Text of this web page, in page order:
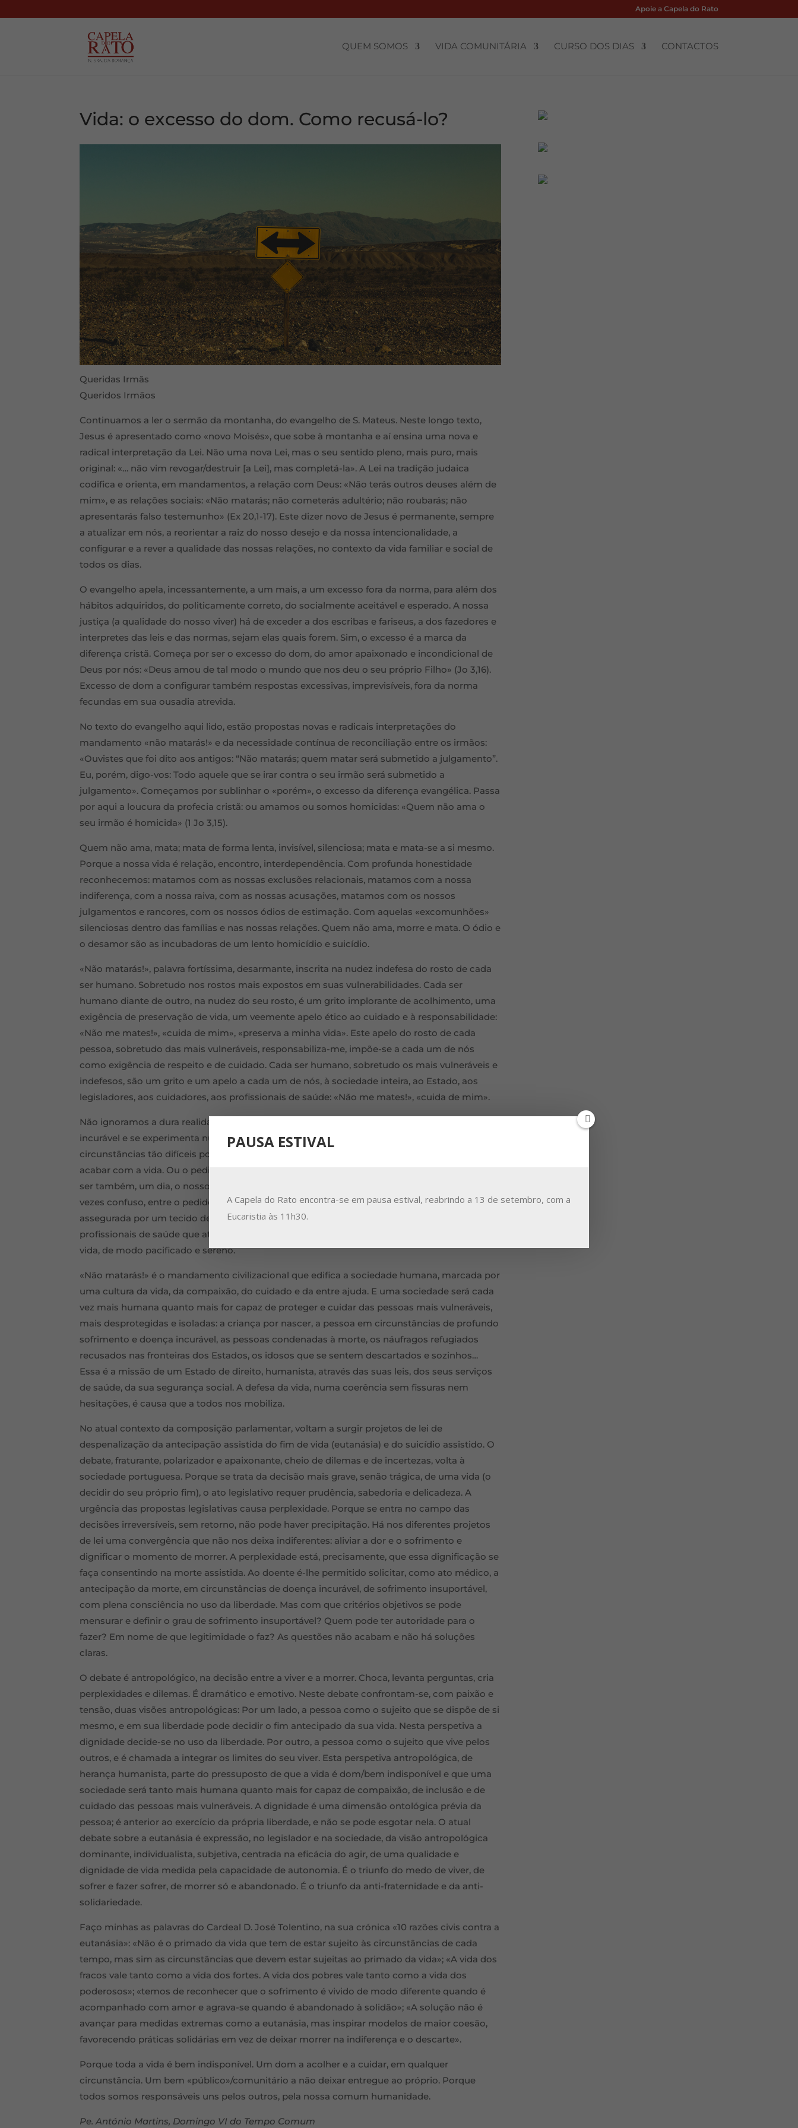
Apoie a Capela do Rato
QUEM SOMOS VIDA COMUNITÁRIA CURSO DOS DIAS CONTACTOS
Vida: o excesso do dom. Como recusá-lo?
Queridas Irmãs
Queridos Irmãos
Continuamos a ler o sermão da montanha, do evangelho de S. Mateus. Neste longo texto,
Jesus é apresentado como «novo Moisés», que sobe à montanha e aí ensina uma nova e
radical interpretação da Lei. Não uma nova Lei, mas o seu sentido pleno, mais puro, mais
original: «… não vim revogar/destruir [a Lei], mas completá-la». A Lei na tradição judaica
codifica e orienta, em mandamentos, a relação com Deus: «Não terás outros deuses além de
mim», e as relações sociais: «Não matarás; não cometerás adultério; não roubarás; não
apresentarás falso testemunho» (Ex 20,1-17). Este dizer novo de Jesus é permanente, sempre
a atualizar em nós, a reorientar a raiz do nosso desejo e da nossa intencionalidade, a
configurar e a rever a qualidade das nossas relações, no contexto da vida familiar e social de
todos os dias.
O evangelho apela, incessantemente, a um mais, a um excesso fora da norma, para além dos
hábitos adquiridos, do politicamente correto, do socialmente aceitável e esperado. A nossa
justiça (a qualidade do nosso viver) há de exceder a dos escribas e fariseus, a dos fazedores e
interpretes das leis e das normas, sejam elas quais forem. Sim, o excesso é a marca da
diferença cristã. Começa por ser o excesso do dom, do amor apaixonado e incondicional de
Deus por nós: «Deus amou de tal modo o mundo que nos deu o seu próprio Filho» (Jo 3,16).
Excesso de dom a configurar também respostas excessivas, imprevisíveis, fora da norma
fecundas em sua ousadia atrevida.
No texto do evangelho aqui lido, estão propostas novas e radicais interpretações do
mandamento «não matarás!» e da necessidade contínua de reconciliação entre os irmãos:
«Ouvistes que foi dito aos antigos: “Não matarás; quem matar será submetido a julgamento”.
Eu, porém, digo-vos: Todo aquele que se irar contra o seu irmão será submetido a
julgamento». Começamos por sublinhar o «porém», o excesso da diferença evangélica. Passa
por aqui a loucura da profecia cristã: ou amamos ou somos homicidas: «Quem não ama o
seu irmão é homicida» (1 Jo 3,15).
Quem não ama, mata; mata de forma lenta, invisível, silenciosa; mata e mata-se a si mesmo.
Porque a nossa vida é relação, encontro, interdependência. Com profunda honestidade
reconhecemos: matamos com as nossas exclusões relacionais, matamos com a nossa
indiferença, com a nossa raiva, com as nossas acusações, matamos com os nossos
julgamentos e rancores, com os nossos ódios de estimação. Com aquelas «excomunhões»
silenciosas dentro das famílias e nas nossas relações. Quem não ama, morre e mata. O ódio e
o desamor são as incubadoras de um lento homicídio e suicídio.
«Não matarás!», palavra fortíssima, desarmante, inscrita na nudez indefesa do rosto de cada
ser humano. Sobretudo nos rostos mais expostos em suas vulnerabilidades. Cada ser
humano diante de outro, na nudez do seu rosto, é um grito implorante de acolhimento, uma
exigência de preservação de vida, um veemente apelo ético ao cuidado e à responsabilidade:
«Não me mates!», «cuida de mim», «preserva a minha vida». Este apelo do rosto de cada
pessoa, sobretudo das mais vulneráveis, responsabiliza-me, impõe-se a cada um de nós
como exigência de respeito e de cuidado. Cada ser humano, sobretudo os mais vulneráveis e
indefesos, são um grito e um apelo a cada um de nós, à sociedade inteira, ao Estado, aos
legisladores, aos cuidadores, aos profissionais de saúde: «Não me mates!», «cuida de mim».
Não ignoramos a dura realidade de uma vida humana que se confronta com uma doença
incurável e se experimenta num insuportável sofrimento e numa profunda solidão. Nessas
circunstâncias tão difíceis pode surgir o grito desesperado de dor e de revolta de querer
acabar com a vida. Ou o pedido de uma morte serena. Esse grito de desespero bem poderá
ser também, um dia, o nosso. Precisamos de saber acolher com seriedade esse grito, por
vezes confuso, entre o pedido de morrer e o desejo de querer viver uma vida com sentido,
assegurada por um tecido de relações e de afetos, por um acompanhamento de
profissionais de saúde que atenue a dor e ajude o doente ou a pessoa idosa a despedir-se da
vida, de modo pacificado e sereno.
«Não matarás!» é o mandamento civilizacional que edifica a sociedade humana, marcada por
uma cultura da vida, da compaixão, do cuidado e da entre ajuda. E uma sociedade será cada
vez mais humana quanto mais for capaz de proteger e cuidar das pessoas mais vulneráveis,
mais desprotegidas e isoladas: a criança por nascer, a pessoa em circunstâncias de profundo
sofrimento e doença incurável, as pessoas condenadas à morte, os náufragos refugiados
recusados nas fronteiras dos Estados, os idosos que se sentem descartados e sozinhos…
Essa é a missão de um Estado de direito, humanista, através das suas leis, dos seus serviços
de saúde, da sua segurança social. A defesa da vida, numa coerência sem fissuras nem
hesitações, é causa que a todos nos mobiliza.
No atual contexto da composição parlamentar, voltam a surgir projetos de lei de
despenalização da antecipação assistida do fim de vida (eutanásia) e do suicídio assistido. O
debate, fraturante, polarizador e apaixonante, cheio de dilemas e de incertezas, volta à
sociedade portuguesa. Porque se trata da decisão mais grave, senão trágica, de uma vida (o
decidir do seu próprio fim), o ato legislativo requer prudência, sabedoria e delicadeza. A
urgência das propostas legislativas causa perplexidade. Porque se entra no campo das
decisões irreversíveis, sem retorno, não pode haver precipitação. Há nos diferentes projetos
de lei uma convergência que não nos deixa indiferentes: aliviar a dor e o sofrimento e
dignificar o momento de morrer. A perplexidade está, precisamente, que essa dignificação se
faça consentindo na morte assistida. Ao doente é-lhe permitido solicitar, como ato médico, a
antecipação da morte, em circunstâncias de doença incurável, de sofrimento insuportável,
com plena consciência no uso da liberdade. Mas com que critérios objetivos se pode
mensurar e definir o grau de sofrimento insuportável? Quem pode ter autoridade para o
fazer? Em nome de que legitimidade o faz? As questões não acabam e não há soluções
claras.
O debate é antropológico, na decisão entre a viver e a morrer. Choca, levanta perguntas, cria
perplexidades e dilemas. É dramático e emotivo. Neste debate confrontam-se, com paixão e
tensão, duas visões antropológicas: Por um lado, a pessoa como o sujeito que se dispõe de si
mesmo, e em sua liberdade pode decidir o fim antecipado da sua vida. Nesta perspetiva a
dignidade decide-se no uso da liberdade. Por outro, a pessoa como o sujeito que vive pelos
outros, e é chamada a integrar os limites do seu viver. Esta perspetiva antropológica, de
herança humanista, parte do pressuposto de que a vida é dom/bem indisponível e que uma
sociedade será tanto mais humana quanto mais for capaz de compaixão, de inclusão e de
cuidado das pessoas mais vulneráveis. A dignidade é uma dimensão ontológica prévia da
pessoa; é anterior ao exercício da própria liberdade, e não se pode esgotar nela. O atual
debate sobre a eutanásia é expressão, no legislador e na sociedade, da visão antropológica
dominante, individualista, subjetiva, centrada na eficácia do agir, de uma qualidade e
dignidade de vida medida pela capacidade de autonomia. É o triunfo do medo de viver, de
sofrer e fazer sofrer, de morrer só e abandonado. É o triunfo da anti-fraternidade e da anti-
solidariedade.
Faço minhas as palavras do Cardeal D. José Tolentino, na sua crónica «10 razões civis contra a
eutanásia»: «Não é o primado da vida que tem de estar sujeito às circunstâncias de cada
tempo, mas sim as circunstâncias que devem estar sujeitas ao primado da vida»; «A vida dos
fracos vale tanto como a vida dos fortes. A vida dos pobres vale tanto como a vida dos
poderosos»; «temos de reconhecer que o sofrimento é vivido de modo diferente quando é
acompanhado com amor e agrava-se quando é abandonado à solidão»; «A solução não é
avançar para medidas extremas como a eutanásia, mas inspirar modelos de maior coesão,
favorecendo práticas solidárias em vez de deixar morrer na indiferença e o descarte».
Porque toda a vida é bem indisponível. Um dom a acolher e a cuidar, em qualquer
circunstância. Um bem «público»/comunitário a não deixar entregue ao próprio. Porque
todos somos responsáveis uns pelos outros, pela nossa comum humanidade.
Pe. António Martins, Domingo VI do Tempo Comum
PAUSA ESTIVAL
A Capela do Rato encontra-se em pausa estival, reabrindo a 13 de setembro, com a
Eucaristia às 11h30.